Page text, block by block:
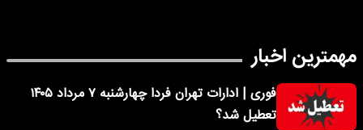
مهمترین اخبار
فوری | ادارات تهران فردا چهارشنبه ۷ مرداد ۱۴۰۵
تعطیل شد؟